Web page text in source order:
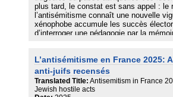
plus tard, le constat est sans appel : le
l’antisémitisme connaît une nouvelle
xénophobe accumule les succès
d’interroger une pédagogie par la
mémoires sont devenues des vecteurs
que l’antisémitisme contemporain
programmes scolaires (islam et
historique récente a enrichi et
L’antisémitisme en France 2025:
anti-juifs recensés
Translated Title: Antisemitism in France
Jewish hostile acts